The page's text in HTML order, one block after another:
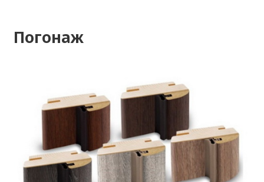
Погонаж